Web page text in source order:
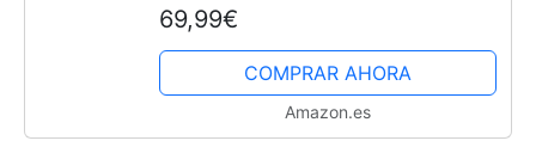
Monitor Compartir 4 USB 3.0
Dispositivos Inalámbricos Ratón...
69,99€
COMPRAR AHORA
Amazon.es